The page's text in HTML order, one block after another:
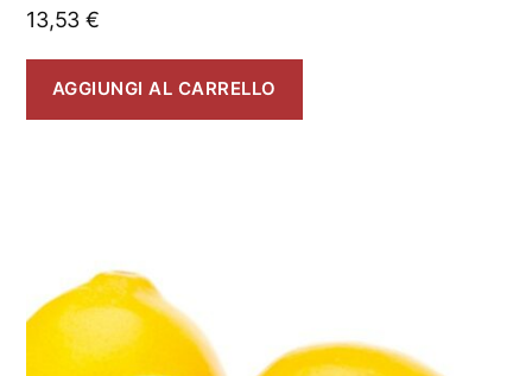
13,53 €
AGGIUNGI AL CARRELLO